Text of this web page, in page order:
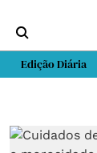
Edição Diária